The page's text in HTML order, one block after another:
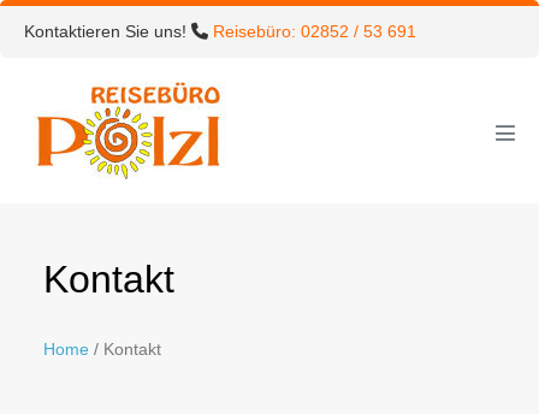
Kontaktieren Sie uns! Reisebüro: 02852 / 53 691
Kontakt
Home / Kontakt